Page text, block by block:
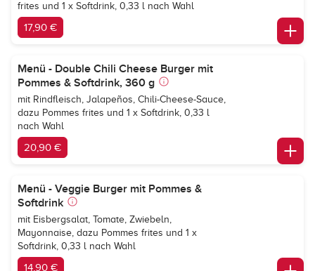
frites und 1 x Softdrink, 0,33 l nach Wahl
17,90 €
Menü - Double Chili Cheese Burger mit
Pommes & Softdrink, 360 g
mit Rindfleisch, Jalapeños, Chili-Cheese-Sauce,
dazu Pommes frites und 1 x Softdrink, 0,33 l
nach Wahl
20,90 €
Menü - Veggie Burger mit Pommes &
Softdrink
mit Eisbergsalat, Tomate, Zwiebeln,
Mayonnaise, dazu Pommes frites und 1 x
Softdrink, 0,33 l nach Wahl
14,90 €